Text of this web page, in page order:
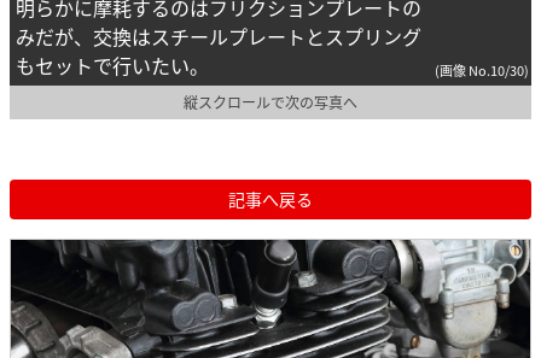
明らかに摩耗するのはフリクションプレートの
みだが、交換はスチールプレートとスプリング
もセットで行いたい。
(画像 No.10/30)
縦スクロールで次の写真へ
記事へ戻る